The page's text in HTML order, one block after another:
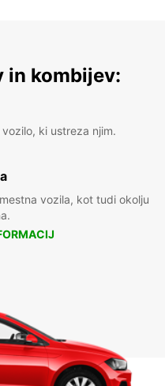
in kombijev:
ki ustreza njim.
vozila, kot tudi okolju